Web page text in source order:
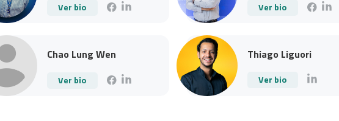
Ver bio Ver bio
Chao Lung Wen
Ver bio
Thiago Liguori
Ver bio